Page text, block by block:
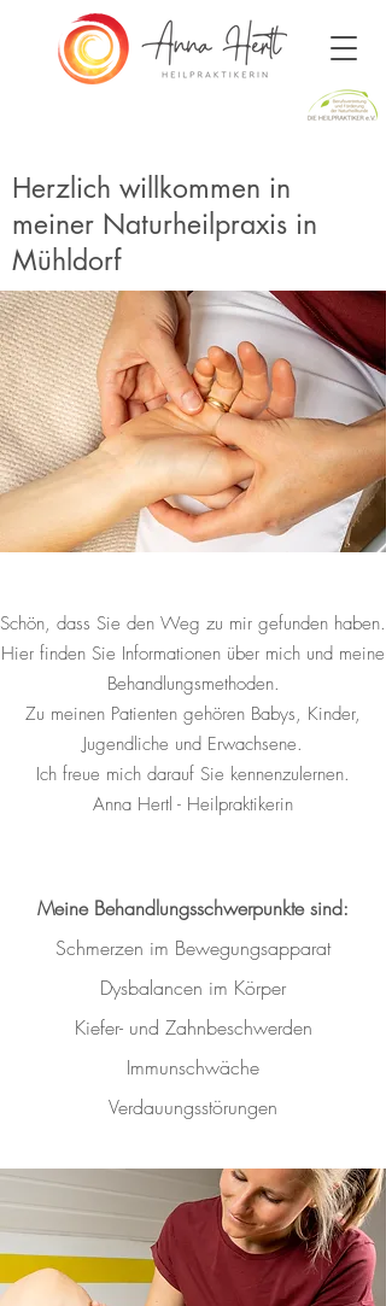
Herzlich willkommen in
meiner Naturheilpraxis in
Mühldorf
Schön, dass Sie den Weg zu mir gefunden haben.
Hier finden Sie Informationen über mich und meine
Behandlungsmethoden.
Zu meinen Patienten gehören Babys, Kinder,
Jugendliche und Erwachsene.
Ich freue mich darauf Sie kennenzulernen.
Anna Hertl - Heilpraktikerin
Meine Behandlungsschwerpunkte sind:
Schmerzen im Bewegungsapparat
Dysbalancen im Körper
Kiefer- und Zahnbeschwerden
Immunschwäche
Verdauungsstörungen